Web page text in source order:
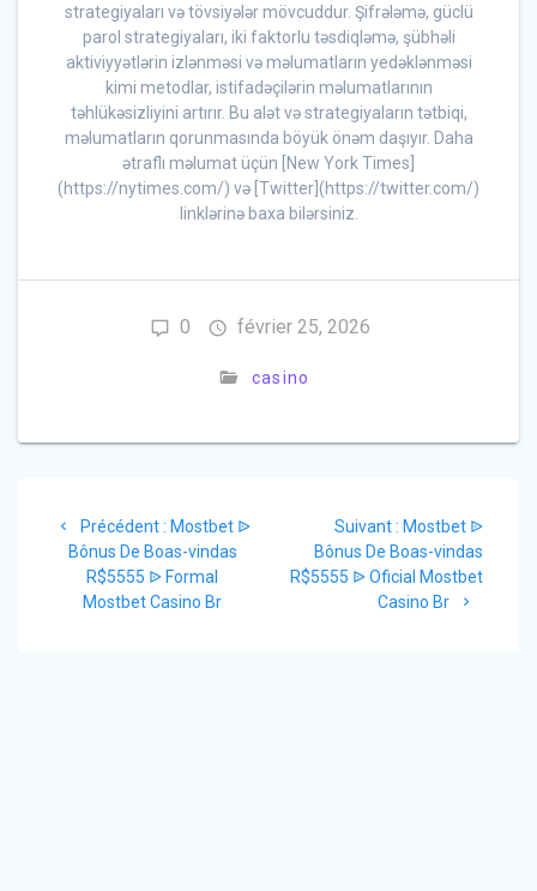
strategiyaları və tövsiyələr mövcuddur. Şifrələmə, güclü
parol strategiyaları, iki faktorlu təsdiqləmə, şübhəli
aktiviyyətlərin izlənməsi və məlumatların yedəklənməsi
kimi metodlar, istifadəçilərin məlumatlarının
təhlükəsizliyini artırır. Bu alət və strategiyaların tətbiqi,
məlumatların qorunmasında böyük önəm daşıyır. Daha
ətraflı məlumat üçün [New York Times]
(https://nytimes.com/) və [Twitter](https://twitter.com/)
linklərinə baxa bilərsiniz.
0 février 25, 2026
casino
l’article
Précédent : Article
précédent
:
Mostbet ᐉ
Bônus De Boas-vindas
R$5555 ᐉ Formal
Mostbet Casino Br
Suivant : Article
suivant
:
Mostbet ᐉ
Bônus De Boas-vindas
R$5555 ᐉ Oficial Mostbet
Casino Br